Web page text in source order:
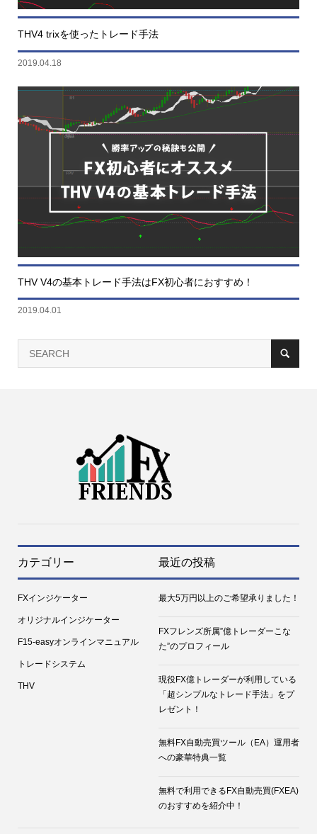
THV4 trixを使ったトレード手法
2019.04.18
THV V4の基本トレード手法はFX初心者におすすめ！
2019.04.01
カテゴリー
FXインジケーター
オリジナルインジケーター
F15-easyオンラインマニュアル
トレードシステム
THV
最近の投稿
最大5万円以上のご希望承りました！
FXフレンズ所属”億トレーダーこな
た”のプロフィール
現役FX億トレーダーが利用している
「超シンプルなトレード手法」をプ
レゼント！
無料FX自動売買ツール（EA）運用者
への豪華特典一覧
無料で利用できるFX自動売買(FXEA)
のおすすめを紹介中！